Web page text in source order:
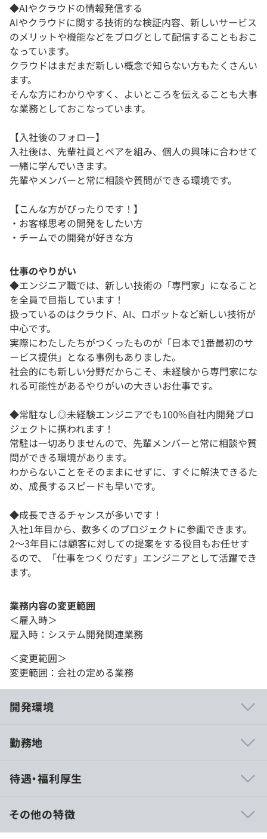
◆AIやクラウドの情報発信する
AIやクラウドに関する技術的な検証内容、新しいサービス
のメリットや機能などをブログとして配信することもおこ
なっています。
クラウドはまだまだ新しい概念で知らない方もたくさんい
ます。
そんな方にわかりやすく、よいところを伝えることも大事
な業務としておこなっています。
【入社後のフォロー】
入社後は、先輩社員とペアを組み、個人の興味に合わせて
一緒に学んでいきます。
先輩やメンバーと常に相談や質問ができる環境です。
【こんな方がぴったりです！】
・お客様思考の開発をしたい方
・チームでの開発が好きな方
仕事のやりがい
◆エンジニア職では、新しい技術の「専門家」になること
を全員で目指しています！
扱っているのはクラウド、AI、ロボットなど新しい技術が
中心です。
実際にわたしたちがつくったものが「日本で1番最初のサ
ービス提供」となる事例もありました。
社会的にも新しい分野だからこそ、未経験から専門家にな
れる可能性があるやりがいの大きいお仕事です。
◆常駐なし◎未経験エンジニアでも100%自社内開発プロ
ジェクトに携われます！
常駐は一切ありませんので、先輩メンバーと常に相談や質
問ができる環境があります。
わからないことをそのままにせずに、すぐに解決できるた
め、成長するスピードも早いです。
◆成長できるチャンスが多いです！
入社1年目から、数多くのプロジェクトに参画できます。
2〜3年目には顧客に対しての提案をする役目もお任せす
るので、「仕事をつくりだす」エンジニアとして活躍でき
ます。
業務内容の変更範囲
＜雇入時＞
雇入時：システム開発関連業務
＜変更範囲＞
変更範囲：会社の定める業務
開発環境
どん挑戦しています！
経験を積める環境です。
まだ事例の少ない領域で実績をつくることで、業界の第一
勤務地
待遇・福利厚生
その他の特徴